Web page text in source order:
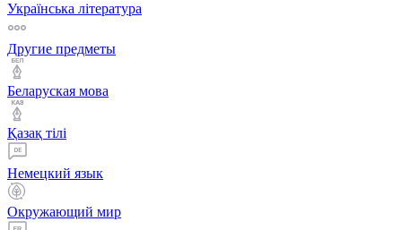
Українська література
Другие предметы
Беларуская мова
Қазақ тiлi
Немецкий язык
Окружающий мир